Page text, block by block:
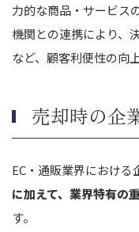
力的な商品・サービス
機関との連携により、
など、顧客利便性の向
売却時の企
EC・通販業界における
に加えて、業界特有の
す。